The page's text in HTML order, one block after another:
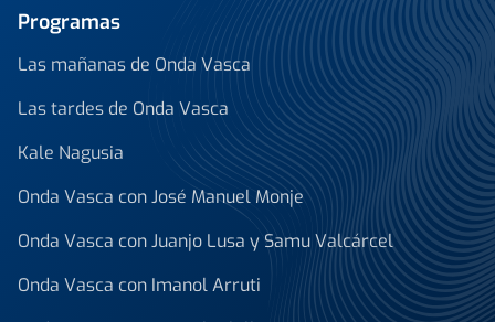
Programas
Las mañanas de Onda Vasca
Las tardes de Onda Vasca
Kale Nagusia
Onda Vasca con José Manuel Monje
Onda Vasca con Juanjo Lusa y Samu Valcárcel
Onda Vasca con Imanol Arruti